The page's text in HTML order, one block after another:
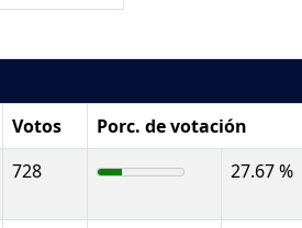
Votos Porc. de votación
728 27.67 %